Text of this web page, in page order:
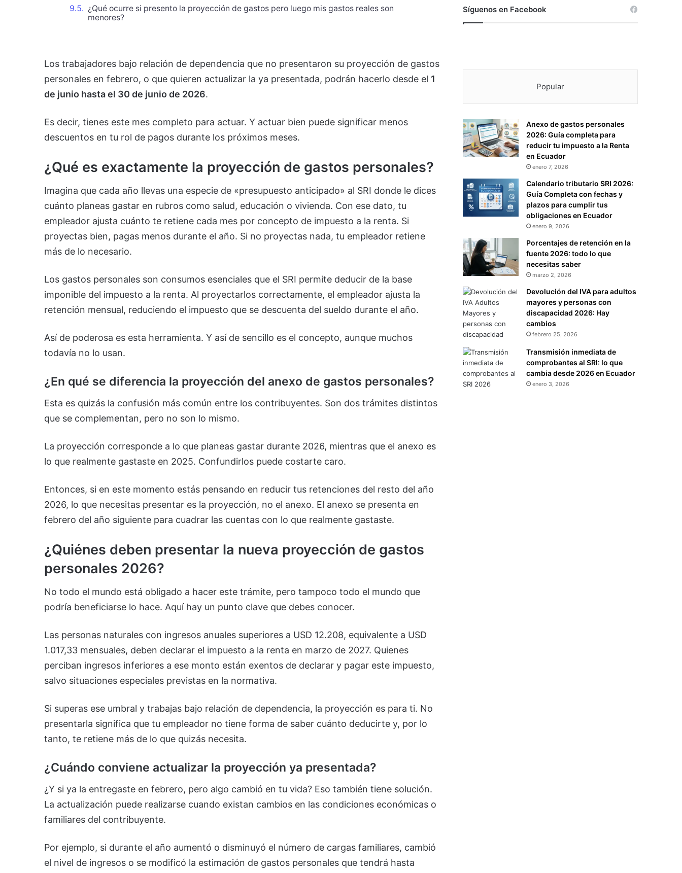
¿Qué ocurre si presento la proyección de gastos pero luego mis gastos reales son
menores?
Los trabajadores bajo relación de dependencia que no presentaron su proyección de gastos
personales en febrero, o que quieren actualizar la ya presentada, podrán hacerlo desde el 1
de junio hasta el 30 de junio de 2026.
Es decir, tienes este mes completo para actuar. Y actuar bien puede significar menos
descuentos en tu rol de pagos durante los próximos meses.
¿Qué es exactamente la proyección de gastos personales?
Imagina que cada año llevas una especie de «presupuesto anticipado» al SRI donde le dices
cuánto planeas gastar en rubros como salud, educación o vivienda. Con ese dato, tu
empleador ajusta cuánto te retiene cada mes por concepto de impuesto a la renta. Si
proyectas bien, pagas menos durante el año. Si no proyectas nada, tu empleador retiene
más de lo necesario.
Los gastos personales son consumos esenciales que el SRI permite deducir de la base
imponible del impuesto a la renta. Al proyectarlos correctamente, el empleador ajusta la
retención mensual, reduciendo el impuesto que se descuenta del sueldo durante el año.
Así de poderosa es esta herramienta. Y así de sencillo es el concepto, aunque muchos
todavía no lo usan.
¿En qué se diferencia la proyección del anexo de gastos personales?
Esta es quizás la confusión más común entre los contribuyentes. Son dos trámites distintos
que se complementan, pero no son lo mismo.
La proyección corresponde a lo que planeas gastar durante 2026, mientras que el anexo es
lo que realmente gastaste en 2025. Confundirlos puede costarte caro.
Entonces, si en este momento estás pensando en reducir tus retenciones del resto del año
2026, lo que necesitas presentar es la proyección, no el anexo. El anexo se presenta en
febrero del año siguiente para cuadrar las cuentas con lo que realmente gastaste.
¿Quiénes deben presentar la nueva proyección de gastos
personales 2026?
No todo el mundo está obligado a hacer este trámite, pero tampoco todo el mundo que
podría beneficiarse lo hace. Aquí hay un punto clave que debes conocer.
Las personas naturales con ingresos anuales superiores a USD 12.208, equivalente a USD
1.017,33 mensuales, deben declarar el impuesto a la renta en marzo de 2027. Quienes
perciban ingresos inferiores a ese monto están exentos de declarar y pagar este impuesto,
salvo situaciones especiales previstas en la normativa.
Si superas ese umbral y trabajas bajo relación de dependencia, la proyección es para ti. No
presentarla significa que tu empleador no tiene forma de saber cuánto deducirte y, por lo
tanto, te retiene más de lo que quizás necesita.
¿Cuándo conviene actualizar la proyección ya presentada?
¿Y si ya la entregaste en febrero, pero algo cambió en tu vida? Eso también tiene solución.
La actualización puede realizarse cuando existan cambios en las condiciones económicas o
familiares del contribuyente.
Por ejemplo, si durante el año aumentó o disminuyó el número de cargas familiares, cambió
el nivel de ingresos o se modificó la estimación de gastos personales que tendrá hasta
Síguenos en Facebook
Popular
Anexo de gastos personales
2026: Guía completa para
reducir tu impuesto a la Renta
en Ecuador
enero 7, 2026
Calendario tributario SRI 2026:
Guía Completa con fechas y
plazos para cumplir tus
obligaciones en Ecuador
enero 9, 2026
Porcentajes de retención en la
fuente 2026: todo lo que
necesitas saber
marzo 2, 2026
Devolución del IVA para adultos
mayores y personas con
discapacidad 2026: Hay
cambios
febrero 25, 2026
Transmisión inmediata de
comprobantes al SRI: lo que
cambia desde 2026 en Ecuador
enero 3, 2026